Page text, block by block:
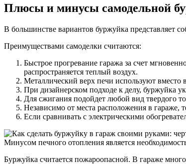
Плюсы и минусы самодельной
В большинстве вариантов буржуйка представляет
Преимуществами самоделки считаются:
Быстрое прогревание гаража за счет
распространяется теплый воздух.
Металлический верх печи используют вместо
При дизайнерском подходе к делу, буржуйка
Для сжигания подойдет любой вид твердого
Независимо от места расположения в гараже,
Если сравнивать с электрическими
Минусом печного отопления является
Буржуйка считается пожароопасной. В гараже